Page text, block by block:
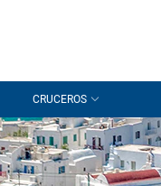
CRUCEROS